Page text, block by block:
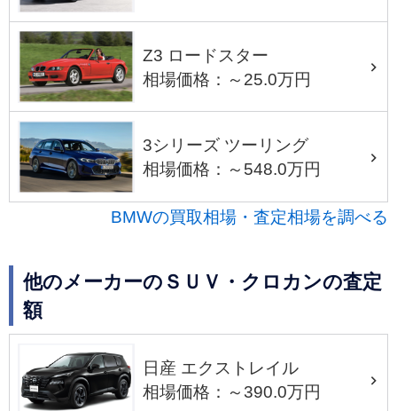
Z3 ロードスター
相場価格：～25.0万円
3シリーズ ツーリング
相場価格：～548.0万円
BMWの買取相場・査定相場を調べる
他のメーカーのＳＵＶ・クロカンの査定
額
日産 エクストレイル
相場価格：～390.0万円